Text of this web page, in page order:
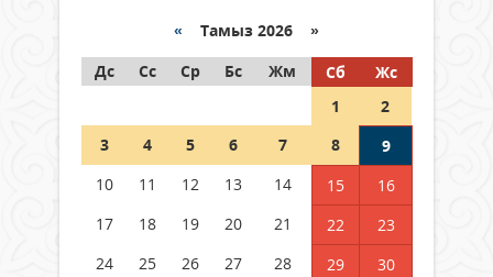
граждане Казахстана,
05 тамыз 2026 ж. 157
Шетелде жүрген Қазақстан
азаматтары қалай дауыс бере
« Тамыз 2026 »
Дс
Сс Ср Бс Жм Сб
Жс
1
2
3
4 5 6 7 8
9
10
11 12 13 14 15
16
17
18 19 20 21 22
23
24
25 26 27 28 29
30